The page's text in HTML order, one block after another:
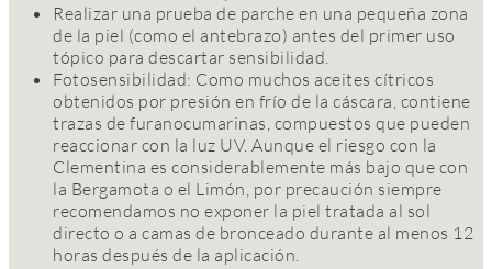
Realizar una prueba de parche en una pequeña zona
de la piel (como el antebrazo) antes del primer uso
tópico para descartar sensibilidad.
Fotosensibilidad: Como muchos aceites cítricos
obtenidos por presión en frío de la cáscara, contiene
trazas de furanocumarinas, compuestos que pueden
reaccionar con la luz UV. Aunque el riesgo con la
Clementina es considerablemente más bajo que con
la Bergamota o el Limón, por precaución siempre
recomendamos no exponer la piel tratada al sol
directo o a camas de bronceado durante al menos 12
horas después de la aplicación.